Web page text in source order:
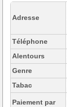
Adresse
Téléphone
Alentours
Genre
Tabac
Paiement par